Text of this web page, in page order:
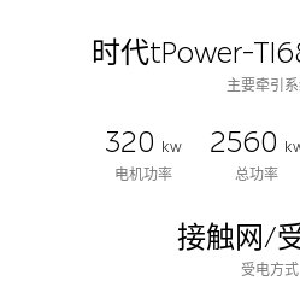
时代tPower-
主要牵引
320
kw
电机功率
2560
总功率
接触网/
受电方式